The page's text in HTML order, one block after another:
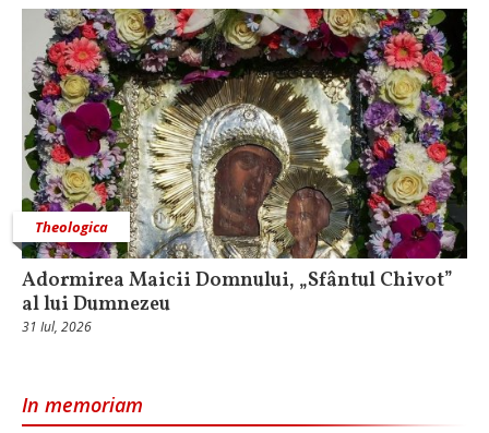
Theologica
Adormirea Maicii Domnului, „Sfântul Chivot”
al lui Dumnezeu
31 Iul, 2026
In memoriam